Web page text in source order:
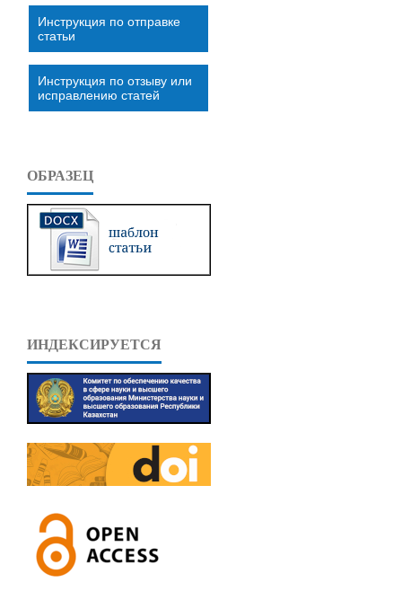
Инструкция по отправке
статьи
Инструкция по отзыву или
исправлению статей
ОБРАЗЕЦ
ИНДЕКСИРУЕТСЯ